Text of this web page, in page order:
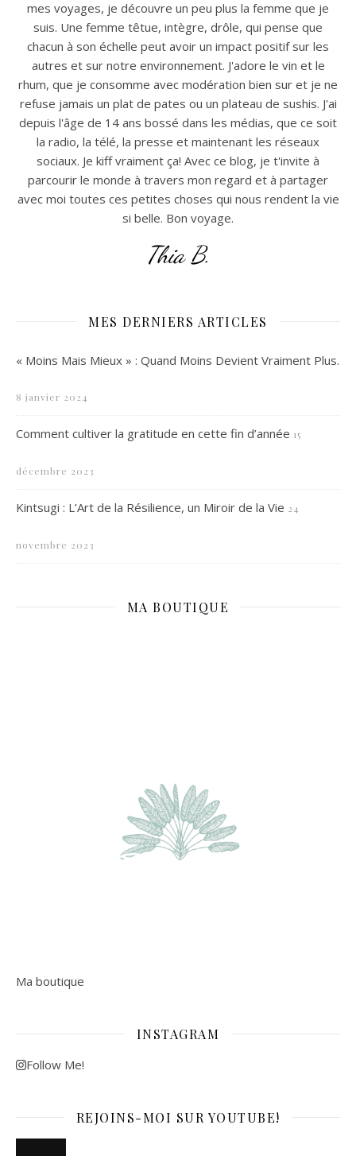
mes voyages, je découvre un peu plus la femme que je
suis. Une femme têtue, intègre, drôle, qui pense que
chacun à son échelle peut avoir un impact positif sur les
autres et sur notre environnement. J'adore le vin et le
rhum, que je consomme avec modération bien sur et je ne
refuse jamais un plat de pates ou un plateau de sushis. J'ai
depuis l'âge de 14 ans bossé dans les médias, que ce soit
la radio, la télé, la presse et maintenant les réseaux
sociaux. Je kiff vraiment ça! Avec ce blog, je t'invite à
parcourir le monde à travers mon regard et à partager
avec moi toutes ces petites choses qui nous rendent la vie
si belle. Bon voyage.
Thia B.
MES DERNIERS ARTICLES
« Moins Mais Mieux » : Quand Moins Devient Vraiment Plus.
8 janvier 2024
Comment cultiver la gratitude en cette fin d’année 15
décembre 2023
Kintsugi : L’Art de la Résilience, un Miroir de la Vie 24
novembre 2023
MA BOUTIQUE
Ma boutique
INSTAGRAM
Follow Me!
REJOINS-MOI SUR YOUTUBE!